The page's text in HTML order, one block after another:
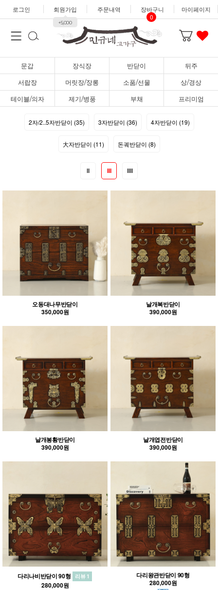
로그인 회원가입
+5,000
주문내역
장바구니
0
마이페이지
문갑 장식장 반닫이 뒤주
서랍장 머릿장/장롱 소품/선물 상/경상
테이블/의자 제기/병풍 부채 프리미엄
2자/2..5자반닫이 (35) 3자반닫이 (36) 4자반닫이 (19)
大자반닫이 (11) 돈궤반닫이 (8)
II III IIII
오동대나무반닫이
350,000원
날개복반닫이
390,000원
날개봉황반닫이
390,000원
날개엽전반닫이
390,000원
다리나비반닫이 90형 리뷰 1
280,000원
다리왕관반닫이 90형
280,000원